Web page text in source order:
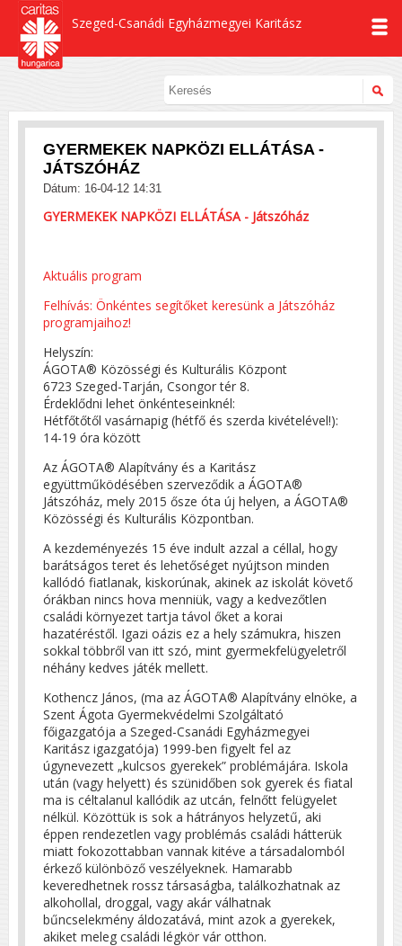
Szeged-Csanádi Egyházmegyei Karitász
GYERMEKEK NAPKÖZI ELLÁTÁSA -
JÁTSZÓHÁZ
Dátum: 16-04-12 14:31
GYERMEKEK NAPKÖZI ELLÁTÁSA - Játszóház
Aktuális program
Felhívás: Önkéntes segítőket keresünk a Játszóház
programjaihoz!
Helyszín:
ÁGOTA® Közösségi és Kulturális Központ
6723 Szeged-Tarján, Csongor tér 8.
Érdeklődni lehet önkénteseinknél:
Hétfőtőtől vasárnapig (hétfő és szerda kivételével!):
14-19 óra között
Az ÁGOTA® Alapítvány és a Karitász
együttműködésében szerveződik a ÁGOTA®
Játszóház, mely 2015 ősze óta új helyen, a ÁGOTA®
Közösségi és Kulturális Központban.
A kezdeményezés 15 éve indult azzal a céllal, hogy
barátságos teret és lehetőséget nyújtson minden
kallódó fiatlanak, kiskorúnak, akinek az iskolát követő
órákban nincs hova menniük, vagy a kedvezőtlen
családi környezet tartja távol őket a korai
hazatéréstől. Igazi oázis ez a hely számukra, hiszen
sokkal többről van itt szó, mint gyermekfelügyeletről
néhány kedves játék mellett.
Kothencz János, (ma az ÁGOTA® Alapítvány elnöke, a
Szent Ágota Gyermekvédelmi Szolgáltató
főigazgatója a Szeged-Csanádi Egyházmegyei
Karitász igazgatója) 1999-ben figyelt fel az
úgynevezett „kulcsos gyerekek” problémájára. Iskola
után (vagy helyett) és szünidőben sok gyerek és fiatal
ma is céltalanul kallódik az utcán, felnőtt felügyelet
nélkül. Közöttük is sok a hátrányos helyzetű, aki
éppen rendezetlen vagy problémás családi hátterük
miatt fokozottabban vannak kitéve a társadalomból
érkező különböző veszélyeknek. Hamarabb
keveredhetnek rossz társaságba, találkozhatnak az
alkohollal, droggal, vagy akár válhatnak
bűncselekmény áldozatává, mint azok a gyerekek,
akiket meleg családi légkör vár otthon.